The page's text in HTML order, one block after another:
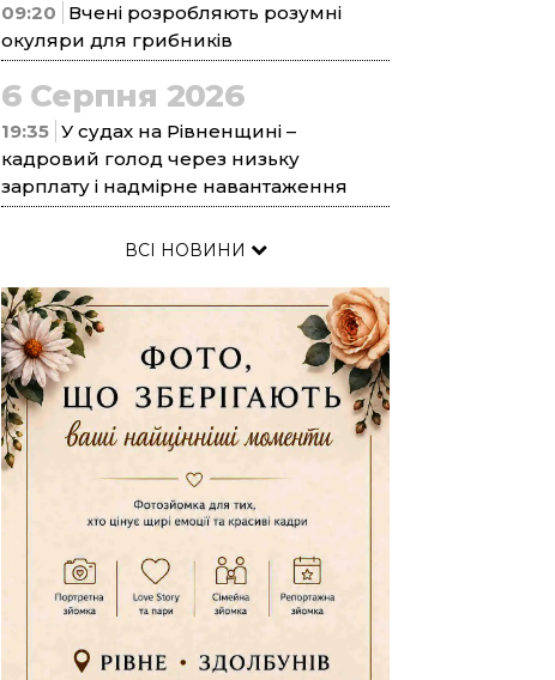
09:20
Вчені розробляють розумні
окуляри для грибників
6 Серпня 2026
19:35 У судах на Рівненщині –
кадровий голод через низьку
зарплату і надмірне навантаження
ВСІ НОВИНИ